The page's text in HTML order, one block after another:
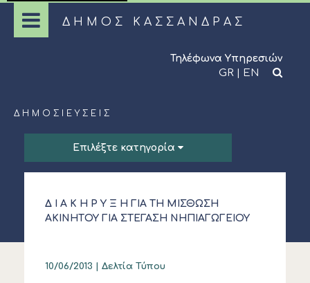
ΔΗΜΟΣ ΚΑΣΣΑΝΔΡΑΣ
Τηλέφωνα Υπηρεσιών
GR | EN
ΔΗΜΟΣΙΕΎΣΕΙΣ
Επιλέξτε κατηγορία
Δ Ι Α Κ Η Ρ Υ Ξ Η ΓΙΑ ΤΗ ΜΙΣΘΩΣΗ
ΑΚΙΝΗΤOY ΓΙΑ ΣΤΕΓΑΣΗ ΝΗΠΙΑΓΩΓΕΙΟΥ
10/06/2013 | Δελτία Τύπου